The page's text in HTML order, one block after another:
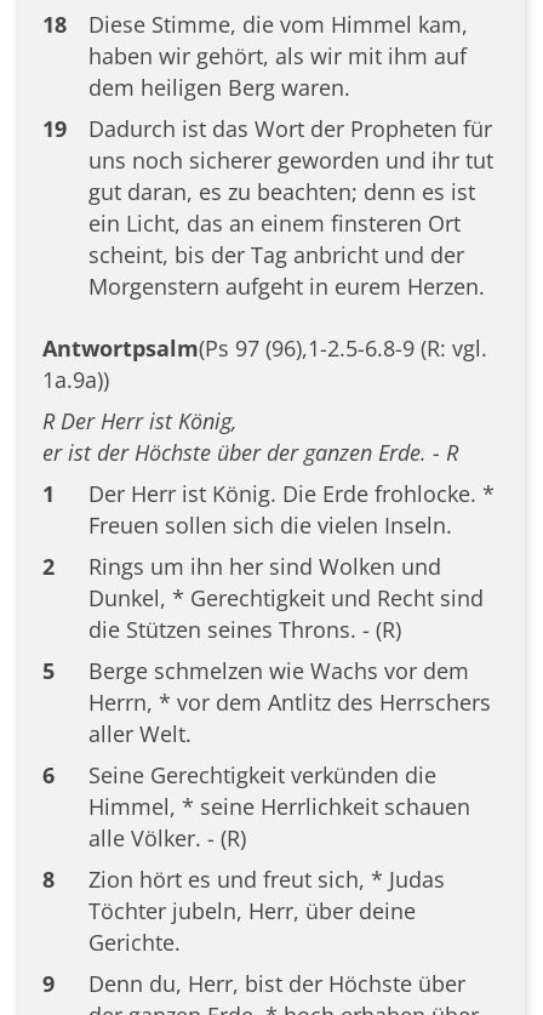
18
Diese Stimme, die vom Himmel kam,
haben wir gehört, als wir mit ihm auf
dem heiligen Berg waren.
19
Dadurch ist das Wort der Propheten für
uns noch sicherer geworden und ihr tut
gut daran, es zu beachten; denn es ist
ein Licht, das an einem finsteren Ort
scheint, bis der Tag anbricht und der
Morgenstern aufgeht in eurem Herzen.
Antwortpsalm(Ps 97 (96),1-2.5-6.8-9 (R: vgl.
1a.9a))
R Der Herr ist König,
er ist der Höchste über der ganzen Erde. - R
1
Der Herr ist König. Die Erde frohlocke. *
Freuen sollen sich die vielen Inseln.
2
Rings um ihn her sind Wolken und
Dunkel, * Gerechtigkeit und Recht sind
die Stützen seines Throns. - (R)
5
Berge schmelzen wie Wachs vor dem
Herrn, * vor dem Antlitz des Herrschers
aller Welt.
6
Seine Gerechtigkeit verkünden die
Himmel, * seine Herrlichkeit schauen
alle Völker. - (R)
8
Zion hört es und freut sich, * Judas
Töchter jubeln, Herr, über deine
Gerichte.
9
Denn du, Herr, bist der Höchste über